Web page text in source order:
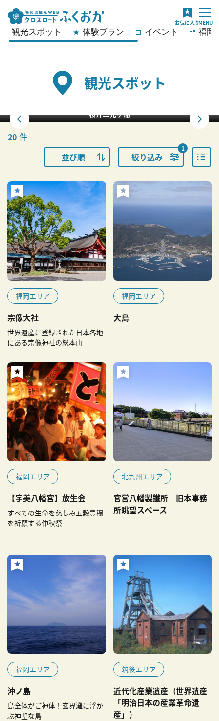
観光スポット 体験プラン イベント 福岡
観光スポット
桜井二見ヶ浦
20 件
並び順 絞り込み
1
福岡エリア
宗像大社
世界遺産に登録された日本各地
にある宗像神社の総本山
福岡エリア
大島
福岡エリア
【宇美八幡宮】放生会
すべての生命を慈しみ五穀豊穣
を祈願する仲秋祭
北九州エリア
官営八幡製鐵所 旧本事務
所眺望スペース
福岡エリア
沖ノ島
島全体がご神体！玄界灘に浮か
ぶ神聖な島
筑後エリア
近代化産業遺産（世界遺産
「明治日本の産業革命遺
産」）